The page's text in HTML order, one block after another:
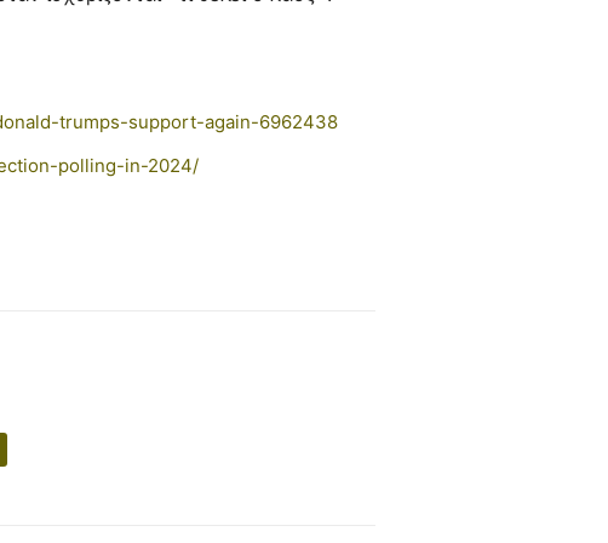
trumps-support-again-6962438
polling-in-2024/